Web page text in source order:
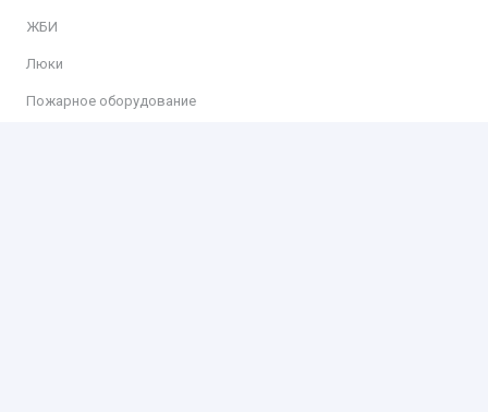
ЖБИ
Люки
Пожарное оборудование